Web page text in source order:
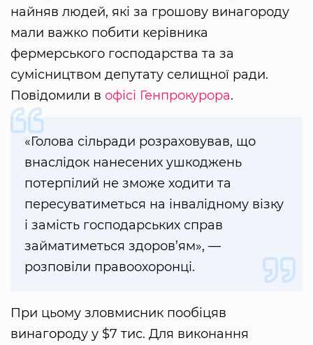
найняв людей, які за грошову винагороду
мали важко побити керівника
фермерського господарства та за
сумісництвом депутату селищної ради.
Повідомили в офісі Генпрокурора.
«Голова сільради розраховував, що
внаслідок нанесених ушкоджень
потерпілий не зможе ходити та
пересуватиметься на інвалідному візку
і замість господарських справ
займатиметься здоров’ям», —
розповіли правоохоронці.
При цьому зловмисник пообіцяв
винагороду у $7 тис. Для виконання